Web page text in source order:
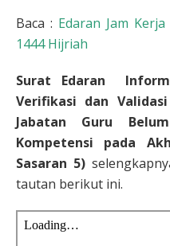
Baca : Edaran Jam
1444 Hijriah
Surat Edaran
Verifikasi dan
Jabatan Guru
Kompetensi pada
Sasaran 5)
tautan berikut ini.